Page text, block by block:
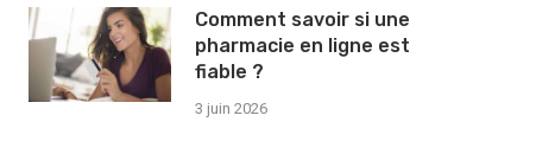
Comment savoir si une
pharmacie en ligne est
fiable ?
3 juin 2026